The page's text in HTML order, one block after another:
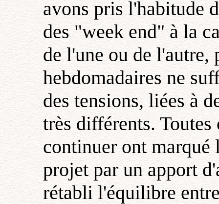
avons pris l'habitude
des "week end" à la
de l'une ou de l'autre,
hebdomadaires ne
des tensions, liées à
très différents.
continuer ont marqué
projet par un apport
rétabli l'équilibre